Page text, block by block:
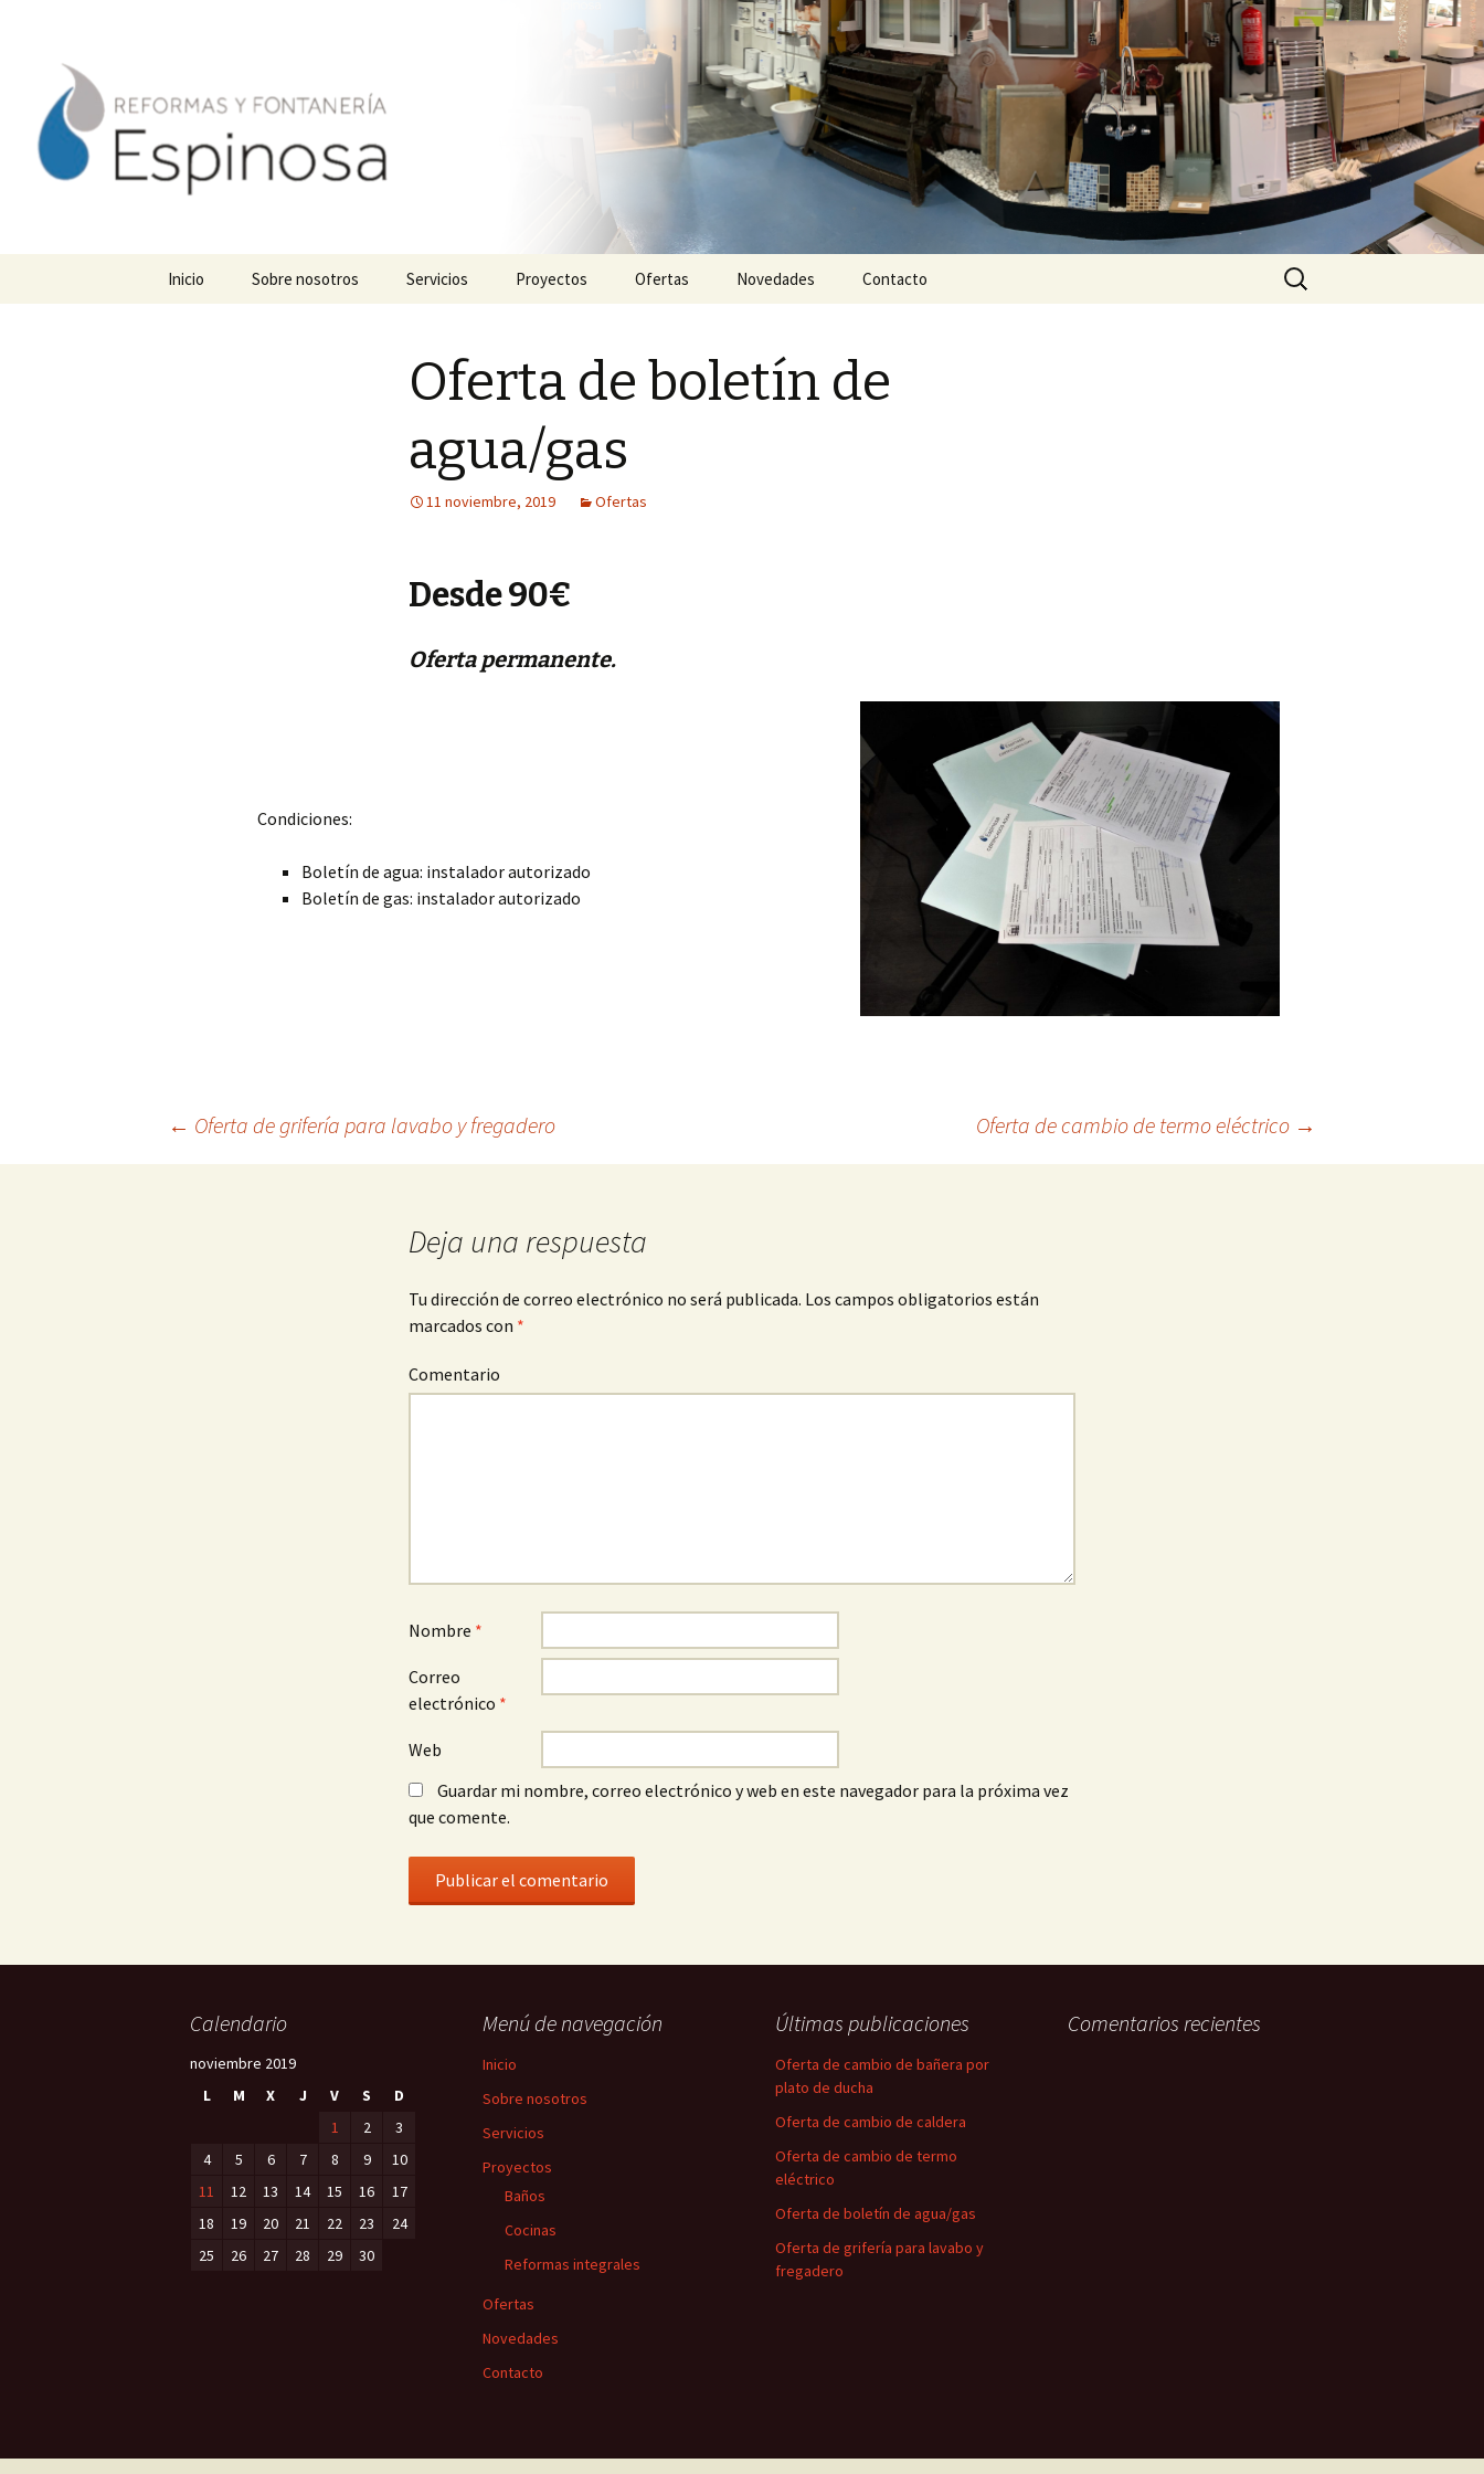
Reformas y fontanería Espinosa
Saltar
Inicio Sobre nosotros Servicios Proyectos
Cocinas
Reformas integrales
Ofertas Novedades Contacto Buscar:
Oferta de boletín de
agua/gas
11 noviembre, 2019 Ofertas
Desde 90€
Oferta permanente.
Condiciones:
Boletín de agua: instalador autorizado
Boletín de gas: instalador autorizado
Navegación
← Oferta de grifería para lavabo y fregadero Oferta de cambio de termo eléctrico →
Deja una respuesta
Tu dirección de correo electrónico no será publicada. Los campos obligatorios están
marcados con *
Comentario
Nombre *
Correo
electrónico *
Web
Guardar mi nombre, correo electrónico y web en este navegador para la próxima vez
que comente.
Calendario
noviembre 2019
L
M X J V S
D
1
2
3
4
5 6 7 8 9
10
11
12 13 14 15 16
17
18
19 20 21 22 23
24
25
26 27 28 29 30
Menú de navegación
Inicio
Sobre nosotros
Servicios
Proyectos
Baños
Cocinas
Reformas integrales
Ofertas
Novedades
Contacto
Últimas publicaciones
Oferta de cambio de bañera por
plato de ducha
Oferta de cambio de caldera
Oferta de cambio de termo
eléctrico
Oferta de boletín de agua/gas
Oferta de grifería para lavabo y
fregadero
Comentarios recientes